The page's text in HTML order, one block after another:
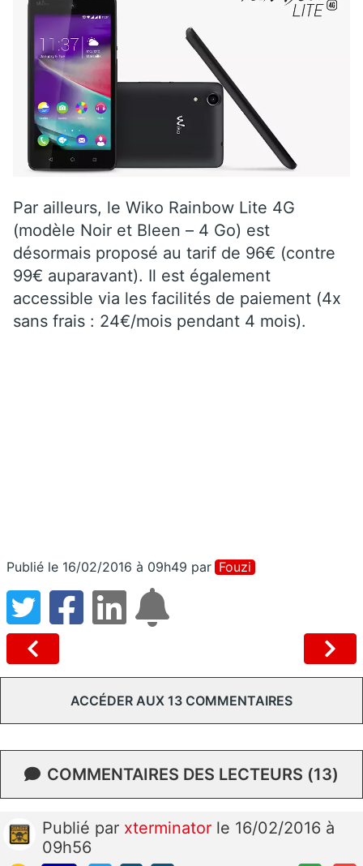
Par ailleurs, le Wiko Rainbow Lite 4G
(modèle Noir et Bleen – 4 Go) est
désormais proposé au tarif de 96€ (contre
99€ auparavant). Il est également
accessible via les facilités de paiement (4x
sans frais : 24€/mois pendant 4 mois).
Publié le 16/02/2016 à 09h49 par Fouzi
ACCÉDER AUX 13 COMMENTAIRES
COMMENTAIRES DES LECTEURS (13)
Publié par xterminator le 16/02/2016 à
09h56